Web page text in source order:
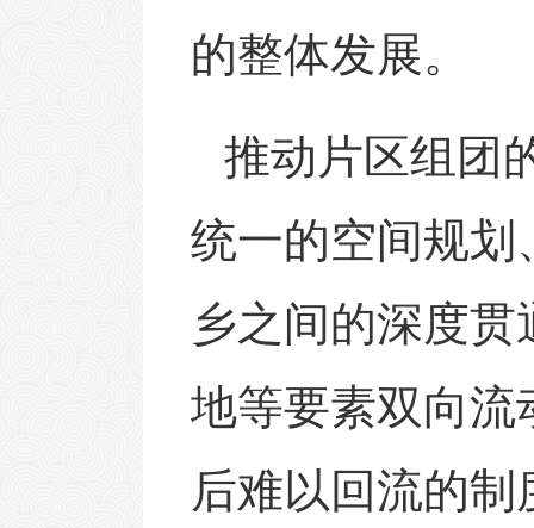
的整体发展。
推动片区组团
统一的空间规划
乡之间的深度
地等要素双向流
后难以回流的